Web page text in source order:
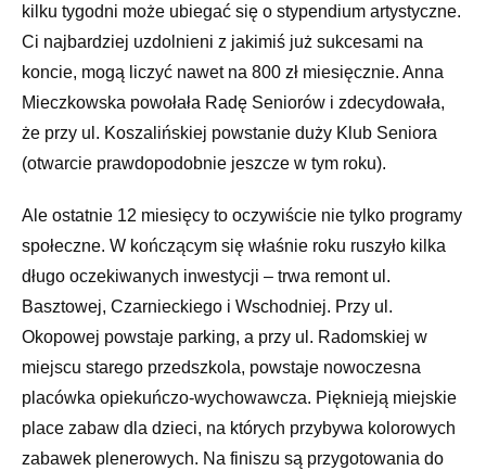
kilku tygodni może ubiegać się o stypendium artystyczne.
Ci najbardziej uzdolnieni z jakimiś już sukcesami na
koncie, mogą liczyć nawet na 800 zł miesięcznie. Anna
Mieczkowska powołała Radę Seniorów i zdecydowała,
że przy ul. Koszalińskiej powstanie duży Klub Seniora
(otwarcie prawdopodobnie jeszcze w tym roku).
Ale ostatnie 12 miesięcy to oczywiście nie tylko programy
społeczne. W kończącym się właśnie roku ruszyło kilka
długo oczekiwanych inwestycji – trwa remont ul.
Basztowej, Czarnieckiego i Wschodniej. Przy ul.
Okopowej powstaje parking, a przy ul. Radomskiej w
miejscu starego przedszkola, powstaje nowoczesna
placówka opiekuńczo-wychowawcza. Pięknieją miejskie
place zabaw dla dzieci, na których przybywa kolorowych
zabawek plenerowych. Na finiszu są przygotowania do